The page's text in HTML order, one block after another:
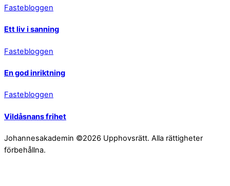
Fastebloggen
Ett liv i sanning
Fastebloggen
En god inriktning
Fastebloggen
Vildåsnans frihet
Johannesakademin ©2026 Upphovsrätt. Alla rättigheter
förbehållna.